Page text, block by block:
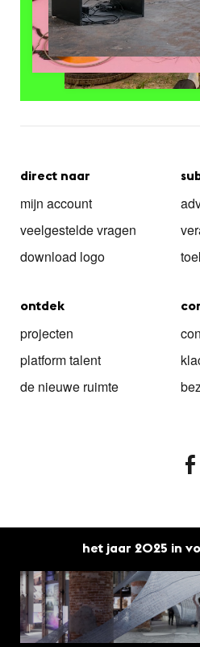
direct naar
mijn account
veelgestelde vragen
download logo
ontdek
projecten
platform talent
de nieuwe ruimte
het jaar 2025 in